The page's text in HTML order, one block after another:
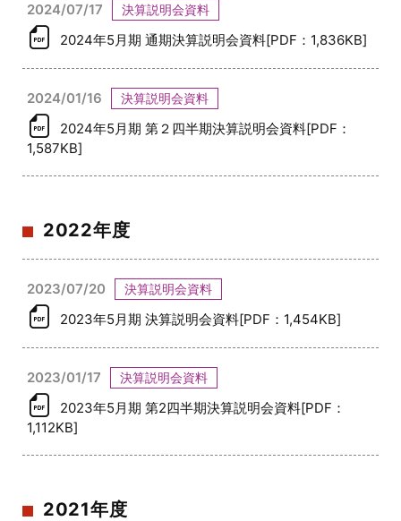
2024/07/17 決算説明会資料
2024年5月期 通期決算説明会資料[PDF：1,836KB]
2024/01/16 決算説明会資料
2024年5月期 第２四半期決算説明会資料[PDF：
1,587KB]
2022年度
2023/07/20 決算説明会資料
2023年5月期 決算説明会資料[PDF：1,454KB]
2023/01/17 決算説明会資料
2023年5月期 第2四半期決算説明会資料[PDF：
1,112KB]
2021年度